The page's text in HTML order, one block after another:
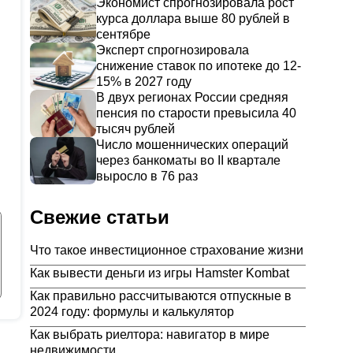
Экономист спрогнозировала рост
курса доллара выше 80 рублей в
сентябре
Эксперт спрогнозировала
снижение ставок по ипотеке до 12-
15% в 2027 году
В двух регионах России средняя
пенсия по старости превысила 40
тысяч рублей
Число мошеннических операций
через банкоматы во II квартале
выросло в 76 раз
Свежие статьи
Что такое инвестиционное страхование жизни
Как вывести деньги из игры Hamster Kombat
Как правильно рассчитываются отпускные в
2024 году: формулы и калькулятор
Как выбрать риелтора: навигатор в мире
недвижимости